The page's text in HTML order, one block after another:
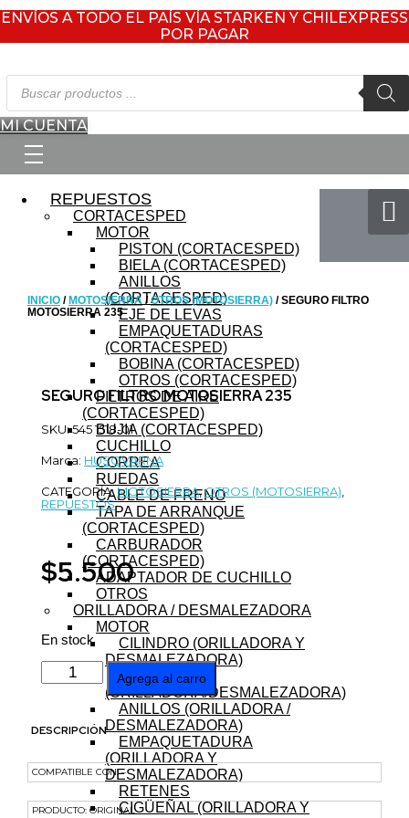
ENVÍOS A TODO EL PAÍS VÍA STARKEN Y CHILEXPRESS
POR PAGAR
Búsqueda
de
productos
MI CUENTA
REPUESTOS
CORTACESPED
MOTOR
PISTON (CORTACESPED)
BIELA (CORTACESPED)
ANILLOS
(CORTACESPED)
EJE DE LEVAS
EMPAQUETADURAS
(CORTACESPED)
BOBINA (CORTACESPED)
OTROS (CORTACESPED)
FILTROS DE AIRE
(CORTACESPED)
BUJIA (CORTACESPED)
CUCHILLO
CORREA
RUEDAS
CABLE DE FRENO
TAPA DE ARRANQUE
(CORTACESPED)
CARBURADOR
(CORTACESPED)
ADAPTADOR DE CUCHILLO
OTROS
ORILLADORA / DESMALEZADORA
MOTOR
CILINDRO (ORILLADORA Y
DESMALEZADORA)
PISTON
(ORILLADORA/DESMALEZADORA)
ANILLOS (ORILLADORA /
DESMALEZADORA)
EMPAQUETADURA
(ORILLADORA Y
DESMALEZADORA)
RETENES
CIGÜEÑAL (ORILLADORA Y
INICIO / MOTOSIERRA /OTROS (MOTOSIERRA) / SEGURO FILTRO
MOTOSIERRA 235
SEGURO FILTRO MOTOSIERRA 235
SKU: 545 1518-01
Marca: HUSQVARNA
CATEGORÍA:MOTOSIERRA,OTROS (MOTOSIERRA)
REPUESTOS
$5.500
En stock
SEGURO
FILTRO
MOTOSIERRA
235
cantidad
Agrega al carro
DESCRIPCIÓN
COMPATIBLE CON: –
PRODUCTO: ORIGINAL